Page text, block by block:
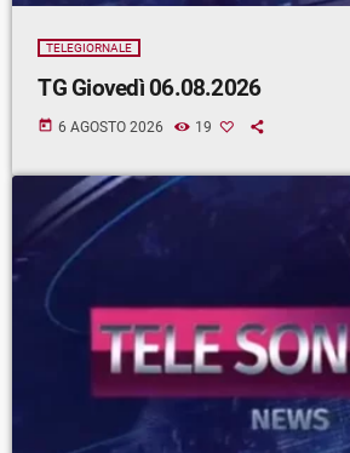
TELEGIORNALE
TG Giovedì 06.08.2026
today 6 AGOSTO 2026 19